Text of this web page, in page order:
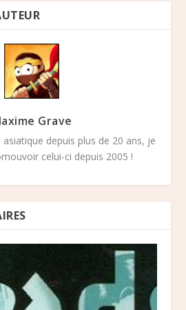
Grave
depuis plus de 20 ans, je
celui-ci depuis 2005 !